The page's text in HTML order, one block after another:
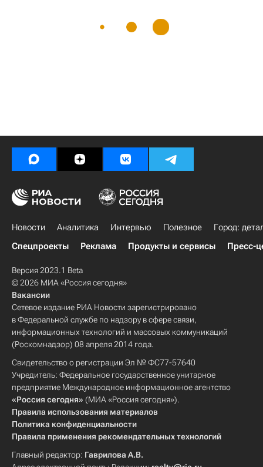
Новости Аналитика Интервью Полезное
Город:
Спецпроекты
Реклама Продукты и сервисы Пресс-
Версия 2023.1 Beta
© 2026 МИА «Россия сегодня»
Вакансии
Сетевое издание РИА Новости зарегистрировано
в Федеральной службе по надзору в сфере связи,
информационных технологий и массовых коммуникаций
(Роскомнадзор) 08 апреля 2014 года.
Свидетельство о регистрации Эл № ФС77-57640
Учредитель: Федеральное государственное унитарное
предприятие Международное информационное агентство
«Россия сегодня» (МИА «Россия сегодня»).
Правила использования материалов
Политика конфиденциальности
Правила применения рекомендательных технологий
Главный редактор: Гаврилова А.В.